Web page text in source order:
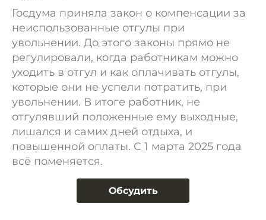
Госдума приняла закон о компенсации за
неиспользованные отгулы при
увольнении. До этого законы прямо не
регулировали, когда работникам можно
уходить в отгул и как оплачивать отгулы,
которые они не успели потратить, при
увольнении. В итоге работник, не
отгулявший положенные ему выходные,
лишался и самих дней отдыха, и
повышенной оплаты. С 1 марта 2025 года
всё поменяется.
Обсудить